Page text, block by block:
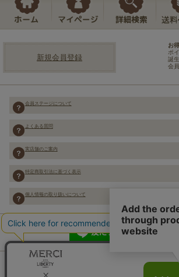
新規会員登録
お
ポ
誕
会
会員ステージについて
よくある質問
実店舗のご案内
特定商取引法に基づく表示
個人情報の取り扱いについて